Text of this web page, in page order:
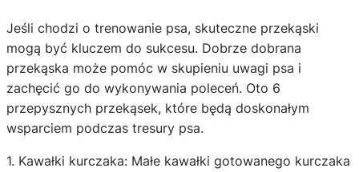
Jeśli chodzi o trenowanie psa, skuteczne przekąski
mogą być kluczem do sukcesu. Dobrze dobrana
przekąska może pomóc w skupieniu uwagi psa i
zachęcić go do wykonywania poleceń. Oto 6
przepysznych przekąsek, które będą doskonałym
wsparciem podczas tresury psa.
1. Kawałki kurczaka: Małe kawałki gotowanego kurczaka